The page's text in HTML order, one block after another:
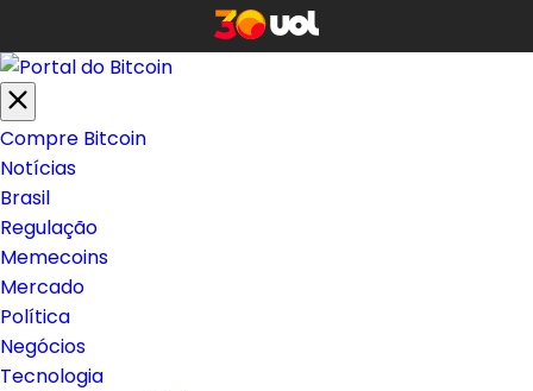
Compre Bitcoin
Notícias
Brasil
Regulação
Memecoins
Mercado
Política
Negócios
Tecnologia